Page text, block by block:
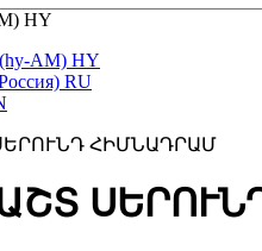
HY
HY
RU